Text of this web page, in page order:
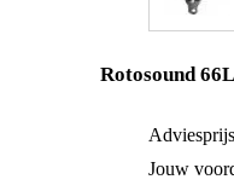
Rotosound
Adviesprijs
Jouw